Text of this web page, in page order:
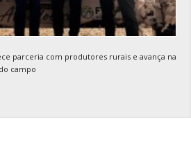
parceria com produtores rurais e avança na
campo